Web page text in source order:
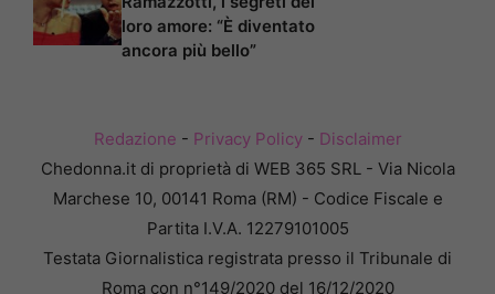
loro amore: “È diventato
ancora più bello”
Redazione - Privacy Policy- Disclaimer
Chedonna.it di proprietà di WEB 365 SRL - Via Nicola
Marchese 10, 00141 Roma (RM) - Codice Fiscale e
Partita I.V.A. 12279101005
Testata Giornalistica registrata presso il Tribunale di
Roma con n°149/2020 del 16/12/2020